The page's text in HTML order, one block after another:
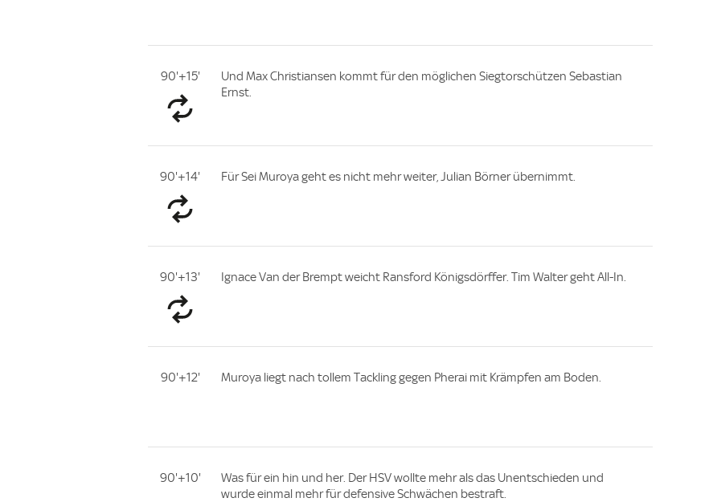
90'+15'
Und Max Christiansen kommt für den möglichen Siegtorschützen Sebastian
Ernst.
90'+14' Für Sei Muroya geht es nicht mehr weiter, Julian Börner übernimmt.
90'+13' Ignace Van der Brempt weicht Ransford Königsdörffer. Tim Walter geht All-In.
90'+12' Muroya liegt nach tollem Tackling gegen Pherai mit Krämpfen am Boden.
90'+10'
Was für ein hin und her. Der HSV wollte mehr als das Unentschieden und
wurde einmal mehr für defensive Schwächen bestraft.